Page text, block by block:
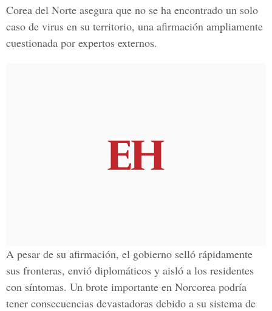
Corea del Norte asegura que no se ha encontrado un solo
caso de virus en su territorio, una afirmación ampliamente
cuestionada por expertos externos.
A pesar de su afirmación, el gobierno selló rápidamente
sus fronteras, envió diplomáticos y aisló a los residentes
con síntomas. Un brote importante en Norcorea podría
tener consecuencias devastadoras debido a su sistema de